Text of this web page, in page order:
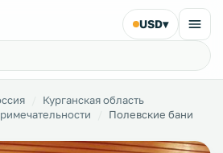
USD▾
Курганская область
Полевские бани